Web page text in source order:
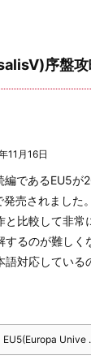
序盤攻
11月16日
編であるEU5が
売されました。
と比較して非常
するのが難しく
語対応している
EU5(Europa Unive